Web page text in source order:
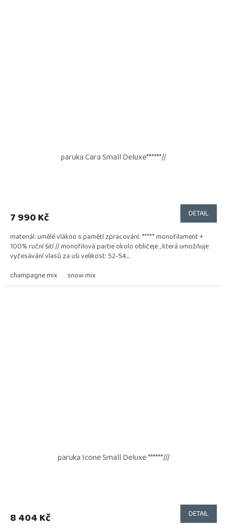
paruka Cara Small Deluxe******//
7 990 Kč DETAIL
materiál: umělé vlákno s pamětí zpracování: ***** monofilament +
100% ruční šití // monofilová partie okolo obličeje , která umožňuje
vyčesávání vlasů za uši velikost: 52-54...
champagne mix
snow mix
paruka Icone Small Deluxe ******///
8 404 Kč DETAIL